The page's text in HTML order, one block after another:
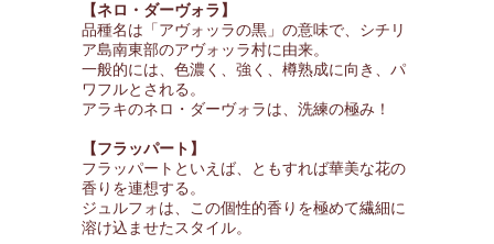
【ネロ・ダーヴォラ】
品種名は「アヴォッラの黒」の意味で、シチリ
ア島南東部のアヴォッラ村に由来。
一般的には、色濃く、強く、樽熟成に向き、パ
ワフルとされる。
アラキのネロ・ダーヴォラは、洗練の極み！
【フラッパート】
フラッパートといえば、ともすれば華美な花の
香りを連想する。
ジュルフォは、この個性的香りを極めて繊細に
溶け込ませたスタイル。